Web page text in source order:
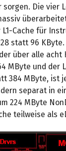
Die vier
Cache für
statt 96
über alle acht
MByte und der
384 MByte, ist
separat in
224 MByte
teilweise als